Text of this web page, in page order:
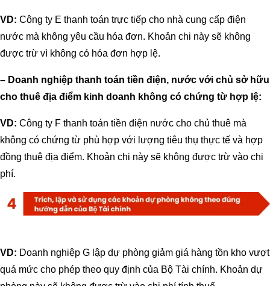
VD: Công ty E thanh toán trực tiếp cho nhà cung cấp điện
nước mà không yêu cầu hóa đơn. Khoản chi này sẽ không
được trừ vì không có hóa đơn hợp lệ.
– Doanh nghiệp thanh toán tiền điện, nước với chủ sở hữu
cho thuê địa điểm kinh doanh không có chứng từ hợp lệ:
VD: Công ty F thanh toán tiền điện nước cho chủ thuê mà
không có chứng từ phù hợp với lượng tiêu thụ thực tế và hợp
đồng thuê địa điểm. Khoản chi này sẽ không được trừ vào chi
phí.
VD: Doanh nghiệp G lập dự phòng giảm giá hàng tồn kho vượt
quá mức cho phép theo quy định của Bộ Tài chính. Khoản dự